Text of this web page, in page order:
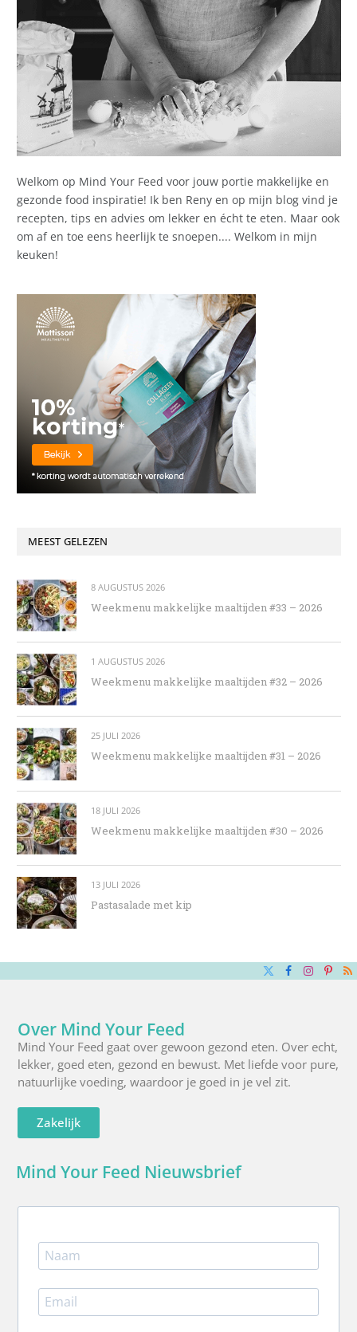
Welkom op Mind Your Feed voor jouw portie makkelijke en
gezonde food inspiratie! Ik ben Reny en op mijn blog vind je
recepten, tips en advies om lekker en écht te eten. Maar ook
om af en toe eens heerlijk te snoepen.... Welkom in mijn
keuken!
MEEST GELEZEN
8 AUGUSTUS 2026
Weekmenu makkelijke maaltijden #33 – 2026
1 AUGUSTUS 2026
Weekmenu makkelijke maaltijden #32 – 2026
25 JULI 2026
Weekmenu makkelijke maaltijden #31 – 2026
18 JULI 2026
Weekmenu makkelijke maaltijden #30 – 2026
13 JULI 2026
Pastasalade met kip
X
Facebook
Over Mind Your Feed
Mind Your Feed gaat over gewoon gezond eten. Over echt,
lekker, goed eten, gezond en bewust. Met liefde voor pure,
natuurlijke voeding, waardoor je goed in je vel zit.
Zakelijk
Mind Your Feed Nieuwsbrief